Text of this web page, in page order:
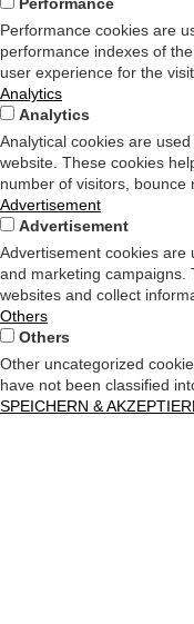
Performance cookies are
performance indexes of
user experience for the
Analytics
Analytics
Analytical cookies are
website. These cookies
number of visitors, bounce
Advertisement
Advertisement
Advertisement cookies are
and marketing campaigns.
websites and collect
Others
Others
Other uncategorized
have not been classified
SPEICHERN &